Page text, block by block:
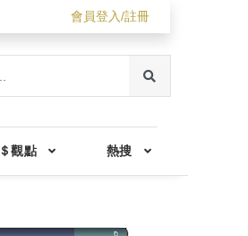
會員登入/註冊
＄觀點 熱搜